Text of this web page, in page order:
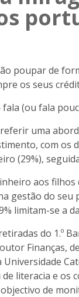
poupar de
os seus
(ou fala
uma
com os
(29%),
aos filhos
gestão do
limitam-se a
do 1.º
Finanças,
Universidade
literacia e os
de